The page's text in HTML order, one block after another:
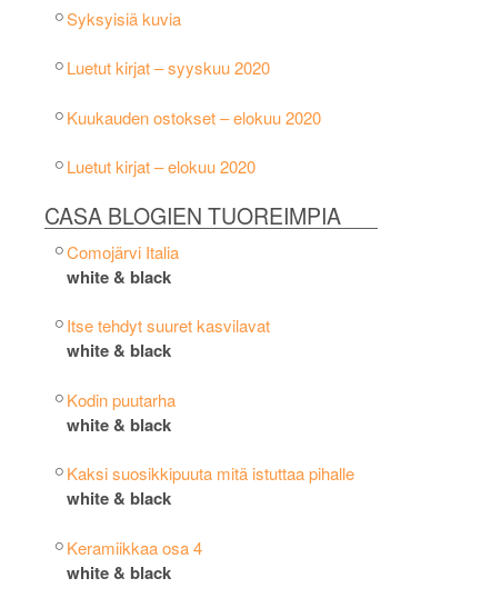
Syksyisiä kuvia
Luetut kirjat – syyskuu 2020
Kuukauden ostokset – elokuu 2020
Luetut kirjat – elokuu 2020
CASA BLOGIEN TUOREIMPIA
Comojärvi Italia
white & black
Itse tehdyt suuret kasvilavat
white & black
Kodin puutarha
white & black
Kaksi suosikkipuuta mitä istuttaa pihalle
white & black
Keramiikkaa osa 4
white & black